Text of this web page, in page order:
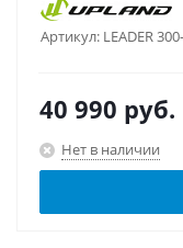
Артикул: LEADER
40 990 руб.
Нет в наличии